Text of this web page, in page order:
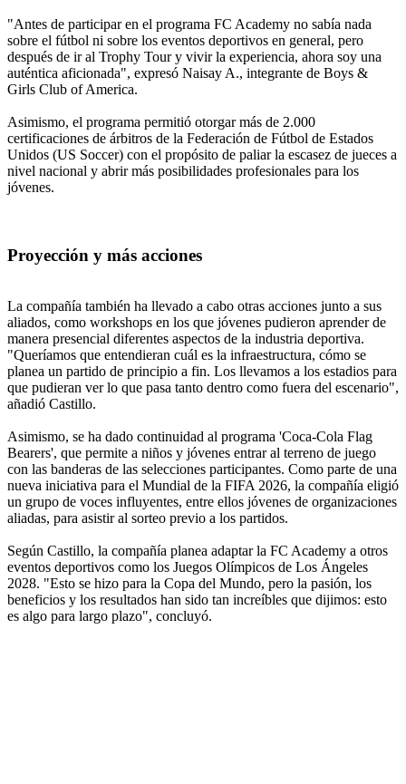
"Antes de participar en el programa FC Academy no sabía nada
sobre el fútbol ni sobre los eventos deportivos en general, pero
después de ir al Trophy Tour y vivir la experiencia, ahora soy una
auténtica aficionada", expresó Naisay A., integrante de Boys &
Girls Club of America.
Asimismo, el programa permitió otorgar más de 2.000
certificaciones de árbitros de la Federación de Fútbol de Estados
Unidos (US Soccer) con el propósito de paliar la escasez de jueces a
nivel nacional y abrir más posibilidades profesionales para los
jóvenes.
Proyección y más acciones
La compañía también ha llevado a cabo otras acciones junto a sus
aliados, como workshops en los que jóvenes pudieron aprender de
manera presencial diferentes aspectos de la industria deportiva.
"Queríamos que entendieran cuál es la infraestructura, cómo se
planea un partido de principio a fin. Los llevamos a los estadios para
que pudieran ver lo que pasa tanto dentro como fuera del escenario",
añadió Castillo.
Asimismo, se ha dado continuidad al programa 'Coca-Cola Flag
Bearers', que permite a niños y jóvenes entrar al terreno de juego
con las banderas de las selecciones participantes. Como parte de una
nueva iniciativa para el Mundial de la FIFA 2026, la compañía eligió
un grupo de voces influyentes, entre ellos jóvenes de organizaciones
aliadas, para asistir al sorteo previo a los partidos.
Según Castillo, la compañía planea adaptar la FC Academy a otros
eventos deportivos como los Juegos Olímpicos de Los Ángeles
2028. "Esto se hizo para la Copa del Mundo, pero la pasión, los
beneficios y los resultados han sido tan increíbles que dijimos: esto
es algo para largo plazo", concluyó.